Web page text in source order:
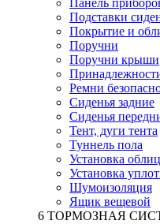
Панель
Подставки
Покрытие и
Поручни
Поручни крыши
Ремни
Сиденья задние
Сиденья
Тент, дуги тента
Туннель пола
Установка
Установка
Шумоизоляция
Ящик вещевой
6 ТОРМОЗНАЯ